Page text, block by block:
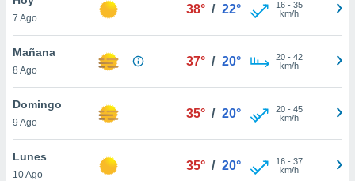
y
en
más
de
7 Ago
38° / 22° 16- 35
km/h
Mañana
8 Ago
37° / 20° 20- 42
km/h
Domingo
9 Ago
35° / 20° 20- 45
km/h
Lunes
10 Ago
35° / 20° 16- 37
km/h